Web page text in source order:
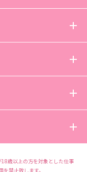
歳以上の方を対象とした仕事
禁止致します。